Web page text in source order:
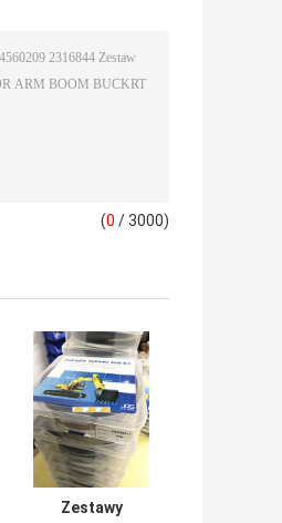
(0 / 3000)
Zestawy